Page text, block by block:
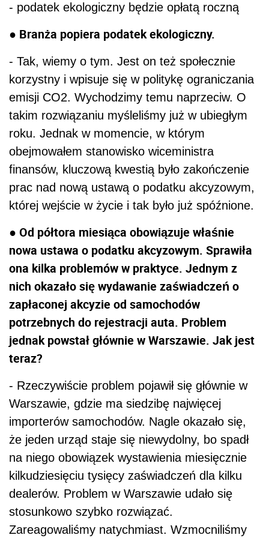
- podatek ekologiczny będzie opłatą roczną
● Branża popiera podatek ekologiczny.
- Tak, wiemy o tym. Jest on też społecznie
korzystny i wpisuje się w politykę ograniczania
emisji CO2. Wychodzimy temu naprzeciw. O
takim rozwiązaniu myśleliśmy już w ubiegłym
roku. Jednak w momencie, w którym
obejmowałem stanowisko wiceministra
finansów, kluczową kwestią było zakończenie
prac nad nową ustawą o podatku akcyzowym,
której wejście w życie i tak było już spóźnione.
● Od półtora miesiąca obowiązuje właśnie
nowa ustawa o podatku akcyzowym. Sprawiła
ona kilka problemów w praktyce. Jednym z
nich okazało się wydawanie zaświadczeń o
zapłaconej akcyzie od samochodów
potrzebnych do rejestracji auta. Problem
jednak powstał głównie w Warszawie. Jak jest
teraz?
- Rzeczywiście problem pojawił się głównie w
Warszawie, gdzie ma siedzibę najwięcej
importerów samochodów. Nagle okazało się,
że jeden urząd staje się niewydolny, bo spadł
na niego obowiązek wystawienia miesięcznie
kilkudziesięciu tysięcy zaświadczeń dla kilku
dealerów. Problem w Warszawie udało się
stosunkowo szybko rozwiązać.
Zareagowaliśmy natychmiast. Wzmocniliśmy